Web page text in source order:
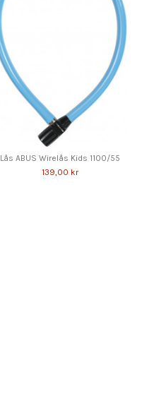
Lås ABUS Wirelås Kids 1100/55
139,00 kr